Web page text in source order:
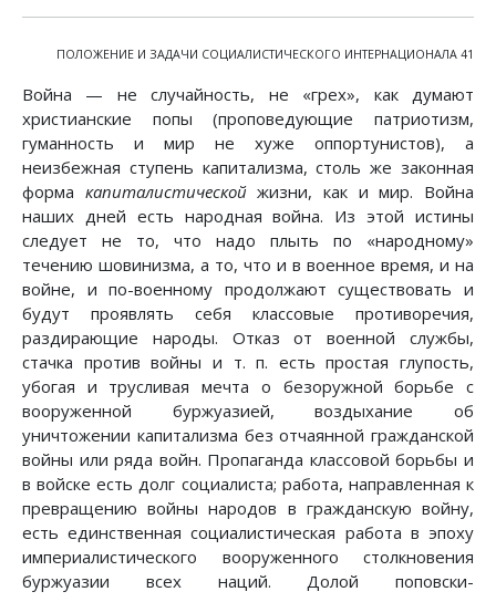
ПОЛОЖЕНИЕ И ЗАДАЧИ СОЦИАЛИСТИЧЕСКОГО ИНТЕРНАЦИОНАЛА 41
Война — не случайность, не «грех», как думают
христианские попы (проповедующие патриотизм,
гуманность и мир не хуже оппортунистов), а
неизбежная ступень капитализма, столь же законная
форма капиталистическойжизни, как и мир. Война
наших дней есть народная война. Из этой истины
следует не то, что надо плыть по «народному»
течению шовинизма, а то, что и в военное время, и на
войне, и по-военному продолжают существовать и
будут проявлять себя классовые противоречия,
раздирающие народы. Отказ от военной службы,
стачка против войны и т. п. есть простая глупость,
убогая и трусливая мечта о безоружной борьбе с
вооруженной буржуазией, воздыхание об
уничтожении капитализма без отчаянной гражданской
войны или ряда войн. Пропаганда классовой борьбы и
в войске есть долг социалиста; работа, направленная к
превращению войны народов в гражданскую войну,
есть единственная социалистическая работа в эпоху
империалистического вооруженного столкновения
буржуазии всех наций. Долой поповски-